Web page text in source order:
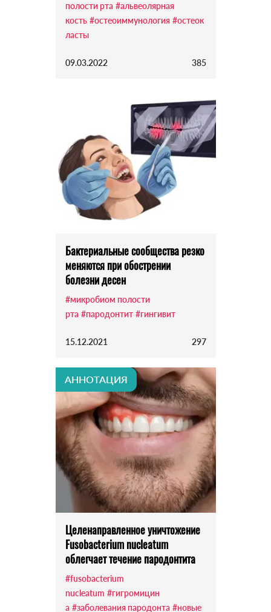
полости рта #альвеолярная
кость #остеоиммунология #остеок
ласты
09.03.2022 385
Бактериальные сообщества резко
меняются при обострении
болезни десен
#микробиом полости
рта #пародонтит #гингивит
15.12.2021 297
АННОТАЦИЯ
Целенаправленное уничтожение
Fusobacterium nucleatum
облегчает течение пародонтита
#fusobacterium
nucleatum #гигромицин
а #заболевания пародонта #новые